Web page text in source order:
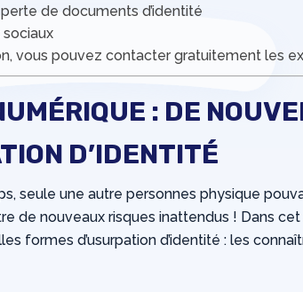
de documents d’identité
sociaux
vous pouvez contacter gratuitement les
: DE
D’IDENTITÉ
seule une autre personnes physique
de nouveaux risques inattendus ! Dans
formes d’usurpation d’identité : les